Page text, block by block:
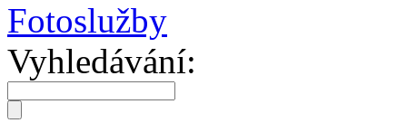
Fotoslužby
Vyhledávání: